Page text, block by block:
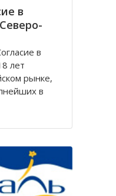
в
в
лет
рынке,
в
сеть